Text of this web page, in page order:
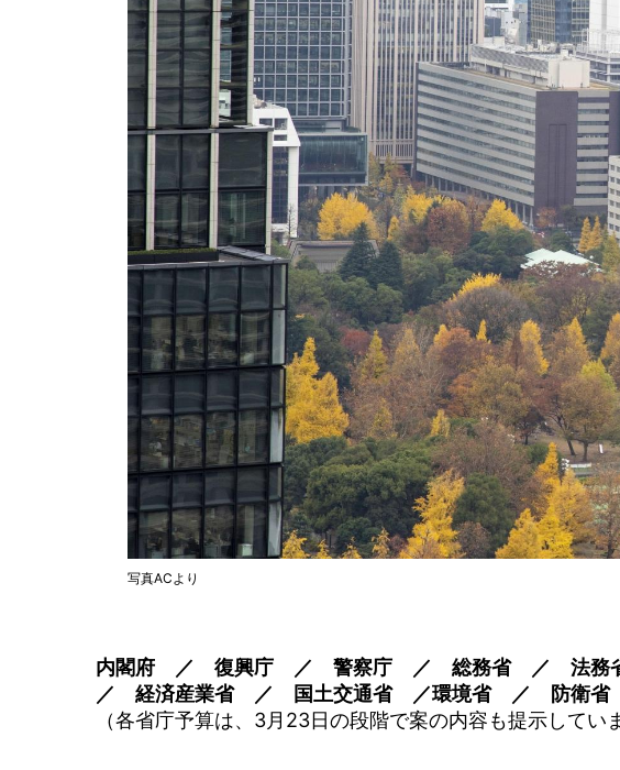
写真ACより
内閣府 ／ 復興庁 ／ 警察庁 ／ 総務省 ／ 法
／ 経済産業省 ／ 国土交通省 ／環境省 ／ 防衛省
（各省庁予算は、3月23日の段階で案の内容も提示してい